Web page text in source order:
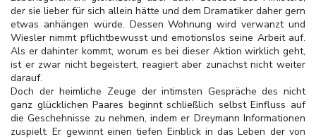
der sie lieber für sich allein hätte und dem Dramatiker daher gern
etwas anhängen würde. Dessen Wohnung wird verwanzt und
Wiesler nimmt pflichtbewusst und emotionslos seine Arbeit auf.
Als er dahinter kommt, worum es bei dieser Aktion wirklich geht,
ist er zwar nicht begeistert, reagiert aber zunächst nicht weiter
darauf.
Doch der heimliche Zeuge der intimsten Gespräche des nicht
ganz glücklichen Paares beginnt schließlich selbst Einfluss auf
die Geschehnisse zu nehmen, indem er Dreymann Informationen
zuspielt. Er gewinnt einen tiefen Einblick in das Leben der von